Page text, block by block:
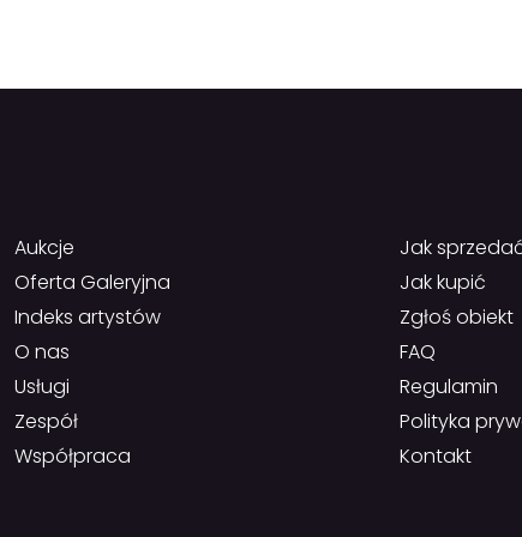
Aukcje
Oferta Galeryjna
Indeks artystów
O nas
Usługi
Zespół
Współpraca
Jak
Jak kupić
Zgłoś obiekt
FAQ
Regulamin
Polityka
Kontakt